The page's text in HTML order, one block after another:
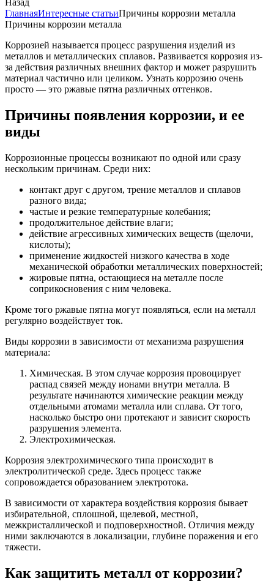
ГлавнаяИнтересные статьиПричины коррозии металла
Причины коррозии металла
Коррозией называется процесс разрушения изделий из
металлов и металлических сплавов. Развивается коррозия из-
за действия различных внешних фактор и может разрушить
материал частично или целиком. Узнать коррозию очень
просто — это ржавые пятна различных оттенков.
Причины появления коррозии, и ее
виды
Коррозионные процессы возникают по одной или сразу
нескольким причинам. Среди них:
контакт друг с другом, трение металлов и сплавов
разного вида;
частые и резкие температурные колебания;
продолжительное действие влаги;
действие агрессивных химических веществ (щелочи,
кислоты);
применение жидкостей низкого качества в ходе
механической обработки металлических поверхностей;
жировые пятна, остающиеся на металле после
соприкосновения с ним человека.
Кроме того ржавые пятна могут появляться, если на металл
регулярно воздействует ток.
Виды коррозии в зависимости от механизма разрушения
материала:
Химическая. В этом случае коррозия провоцирует
распад связей между ионами внутри металла. В
результате начинаются химические реакции между
отдельными атомами металла или сплава. От того,
насколько быстро они протекают и зависит скорость
разрушения элемента.
Электрохимическая.
Коррозия электрохимического типа происходит в
электролитической среде. Здесь процесс также
сопровождается образованием электротока.
В зависимости от характера воздействия коррозия бывает
избирательной, сплошной, щелевой, местной,
межкристаллической и подповерхностной. Отличия между
ними заключаются в локализации, глубине поражения и его
тяжести.
Как защитить металл от коррозии?